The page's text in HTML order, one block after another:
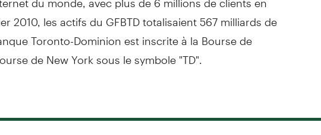
2010, les actifs du GFBTD totalisaient 567 milliards de
Toronto-Dominion est inscrite à la Bourse de
de New York sous le symbole "TD".